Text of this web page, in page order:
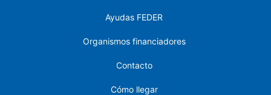
Ayudas FEDER
Organismos financiadores
Contacto
Cómo llegar